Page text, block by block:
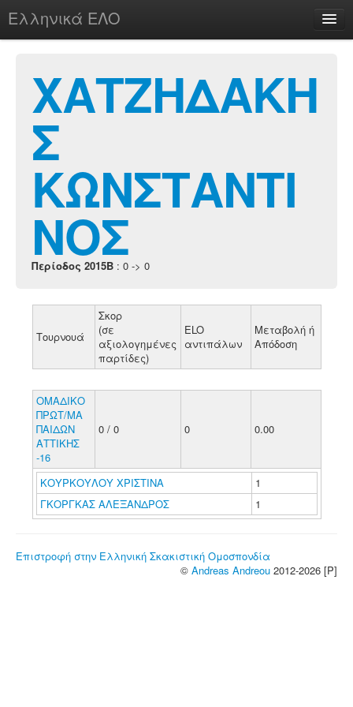
Ελληνικά ΕΛΟ
chesstu.be @ discord
Login
ΧΑΤΖΗΔΑΚΗ
Σ
ΚΩΝΣΤΑΝΤΙ
ΝΟΣ
Περίοδος 2015B : 0 -> 0
Τουρνουά
Σκορ
(σε
αξιολογημένες
παρτίδες)
ELO
αντιπάλων
Μεταβολή ή
Απόδοση
ΟΜΑΔΙΚΟ
ΠΡΩΤ/ΜΑ
ΠΑΙΔΩΝ
ΑΤΤΙΚΗΣ
-16
0 / 0 0 0.00
ΚΟΥΡΚΟΥΛΟΥ ΧΡΙΣΤΙΝΑ
1
ΓΚΟΡΓΚΑΣ ΑΛΕΞΑΝΔΡΟΣ
1
Επιστροφή στην Ελληνική Σκακιστική Ομοσπονδία
© Andreas Andreou 2012-2026 [P]